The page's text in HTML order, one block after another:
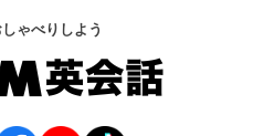
ゃべりしよう